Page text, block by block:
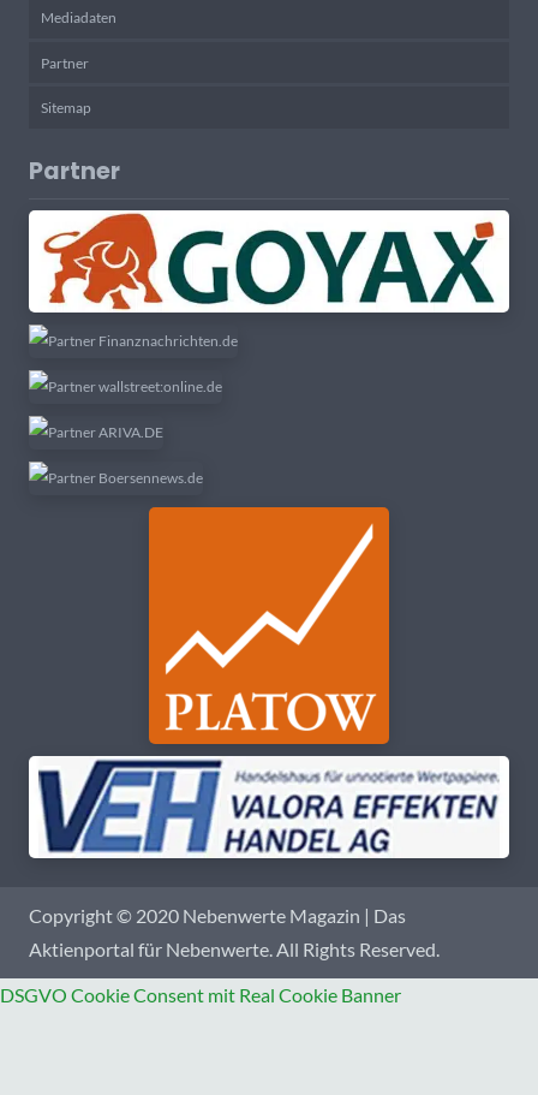
Mediadaten
Partner
Sitemap
Partner
Copyright © 2020 Nebenwerte Magazin | Das
Aktienportal für Nebenwerte. All Rights Reserved.
DSGVO Cookie Consent mit Real Cookie Banner